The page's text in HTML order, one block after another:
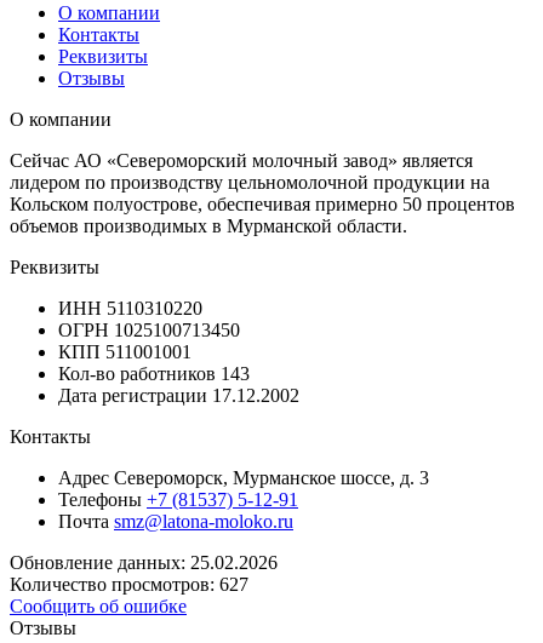
О компании
Контакты
Реквизиты
Отзывы
О компании
Сейчас АО «Североморский молочный завод» является
лидером по производству цельномолочной продукции на
Кольском полуострове, обеспечивая примерно 50 процентов
объемов производимых в Мурманской области.
Реквизиты
ИНН 5110310220
ОГРН 1025100713450
КПП 511001001
Кол-во работников 143
Дата регистрации 17.12.2002
Контакты
Адрес Североморск, Мурманское шоссе, д. 3
Телефоны +7 (81537) 5-12-91
Почта smz@latona-moloko.ru
Обновление данных: 25.02.2026
Количество просмотров: 627
Сообщить об ошибке
Отзывы